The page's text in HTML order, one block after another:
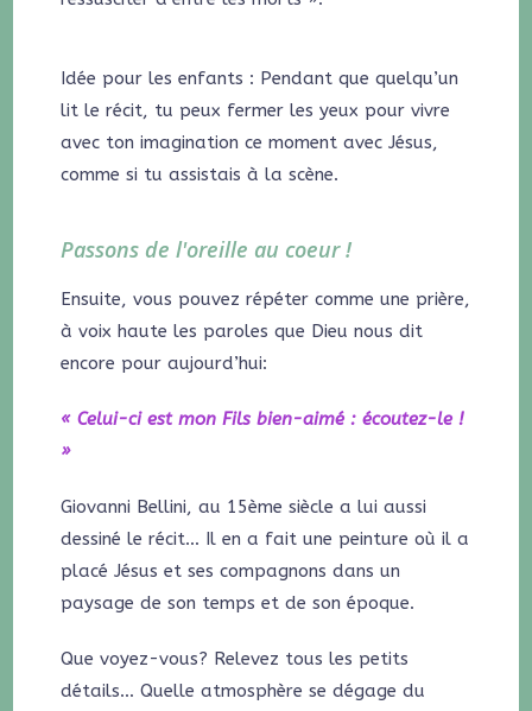
Idée pour les enfants : Pendant que quelqu’un
lit le récit, tu peux fermer les yeux pour vivre
avec ton imagination ce moment avec Jésus,
comme si tu assistais à la scène.
Passons de l'oreille au coeur !
Ensuite, vous pouvez répéter comme une prière,
à voix haute les paroles que Dieu nous dit
encore pour aujourd’hui:
« Celui-ci est mon Fils bien-aimé : écoutez-le !
»
Giovanni Bellini, au 15ème siècle a lui aussi
dessiné le récit… Il en a fait une peinture où il a
placé Jésus et ses compagnons dans un
paysage de son temps et de son époque.
Que voyez-vous? Relevez tous les petits
détails… Quelle atmosphère se dégage du